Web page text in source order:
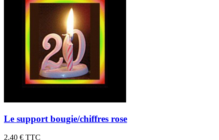
Le support bougie/chiffres rose
2,40 € TTC